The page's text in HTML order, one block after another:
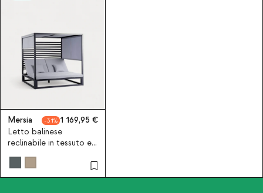
Mersia 31
1 169,95
Letto balinese
reclinabile in tessuto e
alluminio Mersia